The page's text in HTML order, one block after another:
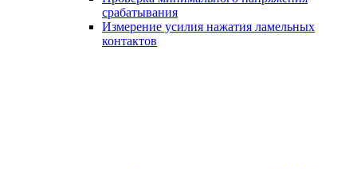
срабатывания
Измерение усилия нажатия ламельных
контактов